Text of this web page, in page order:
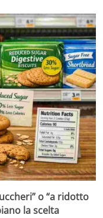
o “a ridotto
la scelta